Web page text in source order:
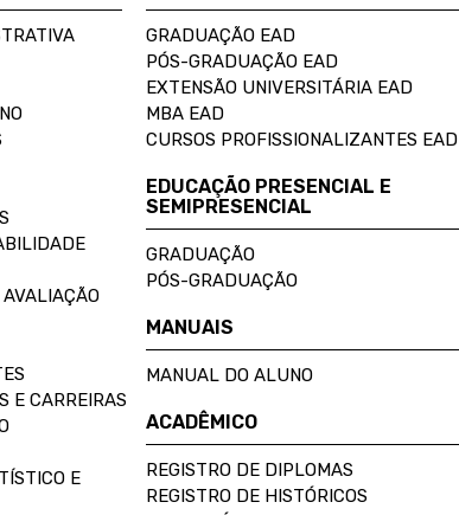
E CARREIRAS
E
GRADUAÇÃO EAD
PÓS-GRADUAÇÃO EAD
EXTENSÃO UNIVERSITÁRIA EAD
MBA EAD
CURSOS PROFISSIONALIZANTES EAD
EDUCAÇÃO PRESENCIAL E
SEMIPRESENCIAL
GRADUAÇÃO
PÓS-GRADUAÇÃO
MANUAIS
MANUAL DO ALUNO
ACADÊMICO
REGISTRO DE DIPLOMAS
REGISTRO DE HISTÓRICOS